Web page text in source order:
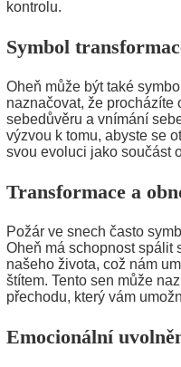
kontrolu.
Symbol
Oheň může být také
naznačovat, že procházíte
sebedůvěru a vnímání
výzvou k tomu, abyste se
svou evoluci jako součást
Transformace a
Požár ve snech často
Oheň má schopnost spálit
našeho života, což nám
štítem. Tento sen může
přechodu, který vám
Emocionální